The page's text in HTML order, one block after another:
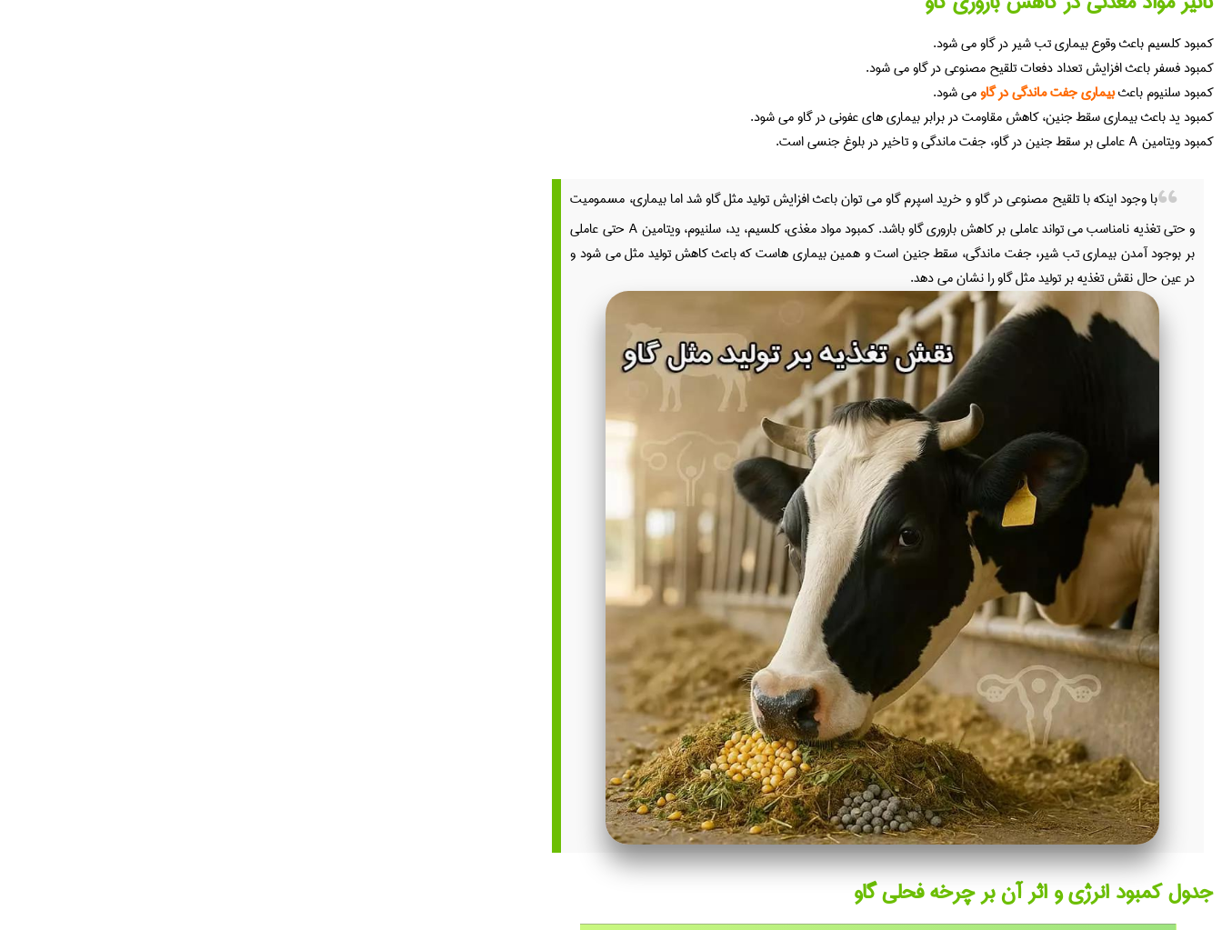
کمبود کلسیم باعث وقوع بیماری تب شیر در گاو می شود.
کمبود فسفر باعث افزایش تعداد دفعات تلقیح مصنوعی در گاو می شود.
کمبود سلنیوم باعثبیماری جفت ماندگی در گاومی شود.
کمبود ید باعث بیماری سقط جنین، کاهش مقاومت در برابر بیماری های عفونی در گاو می شود.
کمبود ویتامین A عاملی بر سقط جنین در گاو، جفت ماندگی و تاخیر در بلوغ جنسی است.
با وجود اینکه با تلقیح مصنوعی در گاو و خرید اسپرم گاو می توان باعث افزایش تولید مثل گاو شد اما بیماری، مسمومیت
و حتی تغذیه نامناسب می تواند عاملی بر کاهش باروری گاو باشد. کمبود مواد مغذی، کلسیم، ید، سلنیوم، ویتامین A حتی عاملی
بر بوجود آمدن بیماری تب شیر، جفت ماندگی، سقط جنین است و همین بیماری هاست که باعث کاهش تولید مثل می شود و
در عین حال نقش تغذیه بر تولید مثل گاو را نشان می دهد.
جدول کمبود انرژی و اثر آن بر چرخه فحلی گاو